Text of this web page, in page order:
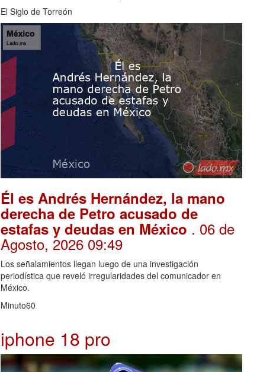
El Siglo de Torreón
Él es Andrés Hernández, la mano
derecha de Petro acusado de
estafas y deudas en México . 06 de
Agosto, 2026 09:49
Los señalamientos llegan luego de una investigación
periodística que reveló irregularidades del comunicador en
México.
Minuto60
iphone 18 pro